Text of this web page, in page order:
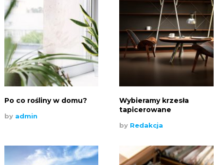
Po co rośliny w domu?
by admin
Wybieramy krzesła
tapicerowane
by Redakcja